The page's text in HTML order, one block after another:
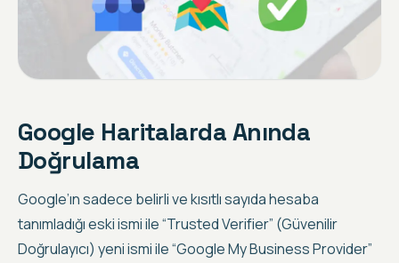
Google Haritalarda Anında
Doğrulama
Google’ın sadece belirli ve kısıtlı sayıda hesaba
tanımladığı eski ismi ile “Trusted Verifier” (Güvenilir
Doğrulayıcı) yeni ismi ile “Google My Business Provider”